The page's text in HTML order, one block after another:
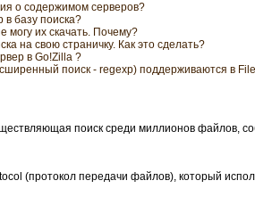
о содержимом серверов?
в базу поиска?
их скачать. Почему?
на свою страничку. Как это сделать?
в Go!Zilla ?
поиск - regexp) поддерживаются в
поиск среди миллионов файлов,
(протокол передачи файлов), который